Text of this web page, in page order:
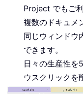
Project でもご
複数のドキュメ
同じウィンドウ
できます。
日々の生産性を
ウスクリックを